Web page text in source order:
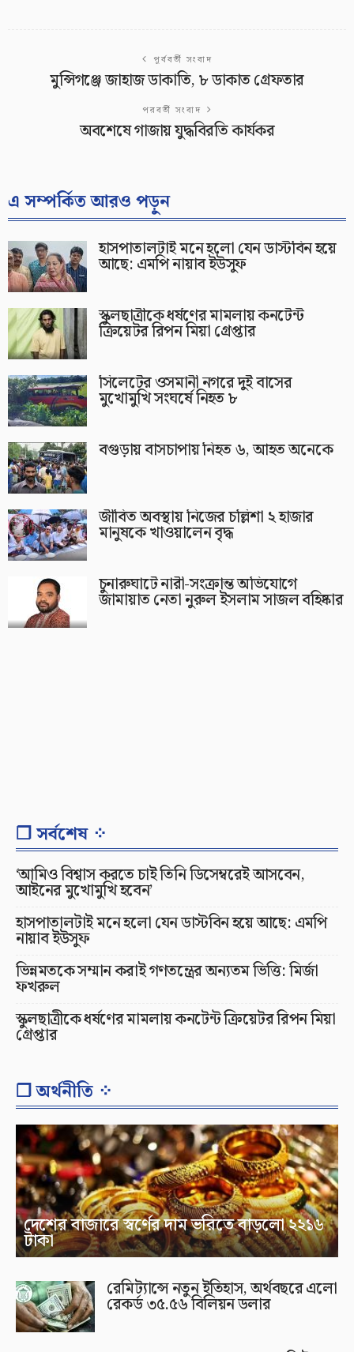
পূর্ববর্তী সংবাদ
মুন্সিগঞ্জে জাহাজ ডাকাতি, ৮ ডাকাত গ্রেফতার
পরবর্তী সংবাদ
অবশেষে গাজায় যুদ্ধবিরতি কার্যকর
এ সম্পর্কিত আরও পড়ুন
হাসপাতালটাই মনে হলো যেন ডাস্টবিন হয়ে
আছে: এমপি নায়াব ইউসুফ
স্কুলছাত্রীকে ধর্ষণের মামলায় কনটেন্ট
ক্রিয়েটর রিপন মিয়া গ্রেপ্তার
সিলেটের ওসমানী নগরে দুই বাসের
মুখোমুখি সংঘর্ষে নিহত ৮
বগুড়ায় বাসচাপায় নিহত ৬, আহত অনেকে
জীবিত অবস্থায় নিজের চল্লিশা ২ হাজার
মানুষকে খাওয়ালেন বৃদ্ধ
চুনারুঘাটে নারী-সংক্রান্ত অভিযোগে
জামায়াত নেতা নুরুল ইসলাম সাজল বহিষ্কার
❐ সর্বশেষ ⁘
‘আমিও বিশ্বাস করতে চাই তিনি ডিসেম্বরেই আসবেন,
আইনের মুখোমুখি হবেন’
হাসপাতালটাই মনে হলো যেন ডাস্টবিন হয়ে আছে: এমপি
নায়াব ইউসুফ
ভিন্নমতকে সম্মান করাই গণতন্ত্রের অন্যতম ভিত্তি: মির্জা
ফখরুল
স্কুলছাত্রীকে ধর্ষণের মামলায় কনটেন্ট ক্রিয়েটর রিপন মিয়া
গ্রেপ্তার
❐ অর্থনীতি ⁘
দেশের বাজারে স্বর্ণের দাম ভরিতে বাড়লো ২২১৬
টাকা
রেমিট্যান্সে নতুন ইতিহাস, অর্থবছরে এলো
রেকর্ড ৩৫.৫৬ বিলিয়ন ডলার